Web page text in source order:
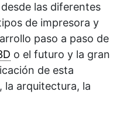
desde las diferentes
de impresora y
paso a paso de
o el futuro y la gran
de esta
la arquitectura, la